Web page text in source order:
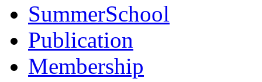
SummerSchool
Publication
Membership